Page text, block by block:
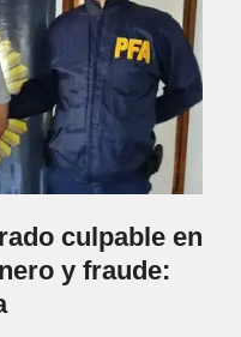
culpable en
y fraude: